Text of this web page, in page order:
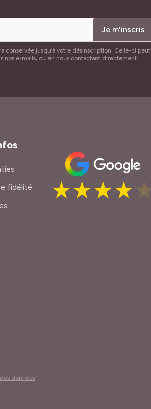
Je m'inscris
conservée jusqu’à votre désinscription. Celle-ci peut
nos e-mails, ou en nous contactant directement.
fidélité
données